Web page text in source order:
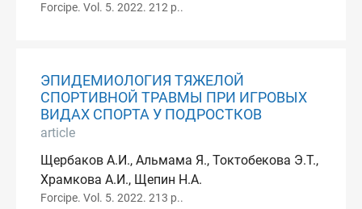
Forcipe. Vol. 5. 2022. 212 p..
ЭПИДЕМИОЛОГИЯ ТЯЖЕЛОЙ
СПОРТИВНОЙ ТРАВМЫ ПРИ ИГРОВЫХ
ВИДАХ СПОРТА У ПОДРОСТКОВ
article
Щербаков А.И., Альмама Я., Токтобекова Э.Т.,
Храмкова А.И., Щепин Н.А.
Forcipe. Vol. 5. 2022. 213 p..